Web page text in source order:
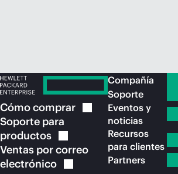
Cómocomprar
Soporte para
productos
Ventas por correo
electrónico
Compañía
Soporte
Eventos y
noticias
Recursos
para clientes
Partners